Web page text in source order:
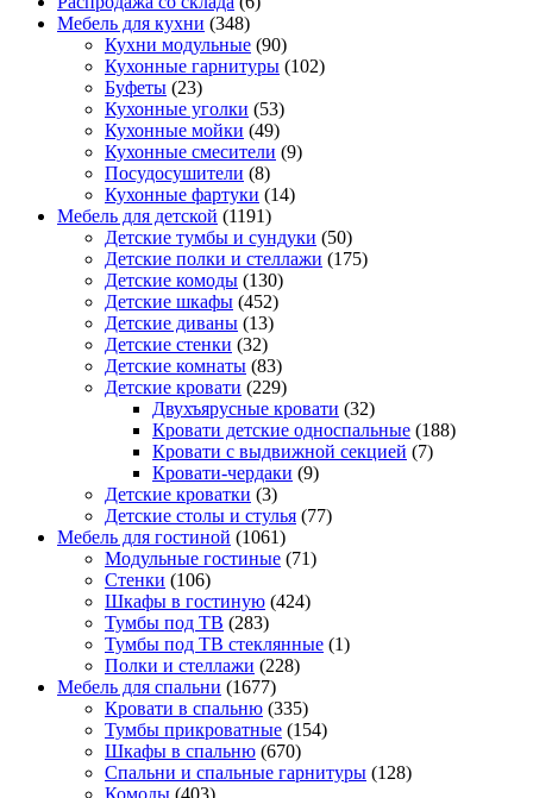
Мебель для кухни (348)
Кухни модульные (90)
Кухонные гарнитуры (102)
Буфеты (23)
Кухонные уголки (53)
Кухонные мойки (49)
Кухонные смесители (9)
Посудосушители (8)
Кухонные фартуки (14)
Мебель для детской (1191)
Детские тумбы и сундуки (50)
Детские полки и стеллажи (175)
Детские комоды (130)
Детские шкафы (452)
Детские диваны (13)
Детские стенки (32)
Детские комнаты (83)
Детские кровати (229)
Двухъярусные кровати (32)
Кровати детские односпальные (188)
Кровати с выдвижной секцией (7)
Кровати-чердаки (9)
Детские кроватки (3)
Детские столы и стулья (77)
Мебель для гостиной (1061)
Модульные гостиные (71)
Стенки (106)
Шкафы в гостиную (424)
Тумбы под ТВ (283)
Тумбы под ТВ стеклянные (1)
Полки и стеллажи (228)
Мебель для спальни (1677)
Кровати в спальню (335)
Тумбы прикроватные (154)
Шкафы в спальню (670)
Спальни и спальные гарнитуры (128)